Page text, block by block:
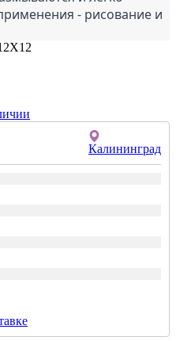
- рисование и
Калининград